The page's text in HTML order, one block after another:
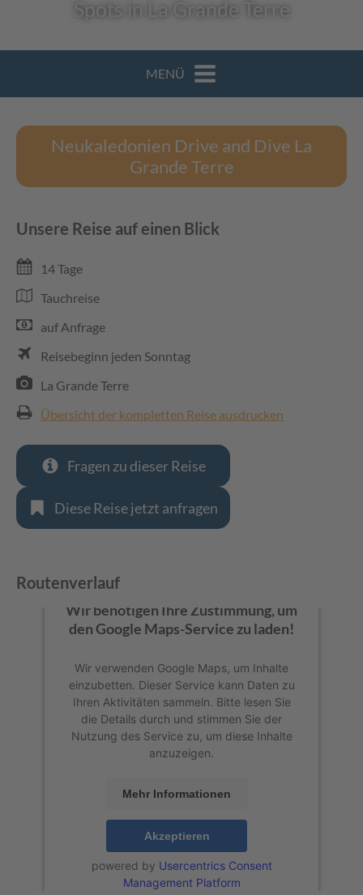
Spots in La Grande Terre
MENÜ
Neukaledonien Drive and Dive La
Grande Terre
Unsere Reise auf einen Blick
14 Tage
Tauchreise
auf Anfrage
Reisebeginn jeden Sonntag
La Grande Terre
Übersicht der kompletten Reise ausdrucken
Fragen zu dieser Reise
Diese Reise jetzt anfragen
Routenverlauf
Wir benötigen Ihre Zustimmung, um
den Google Maps-Service zu laden!
Wir verwenden Google Maps, um Inhalte
einzubetten. Dieser Service kann Daten zu
Ihren Aktivitäten sammeln. Bitte lesen Sie
die Details durch und stimmen Sie der
Nutzung des Service zu, um diese Inhalte
anzuzeigen.
Mehr Informationen
Akzeptieren
powered by Usercentrics Consent
Management Platform